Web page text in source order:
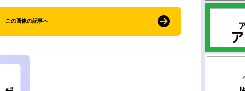
この画像の記事へ